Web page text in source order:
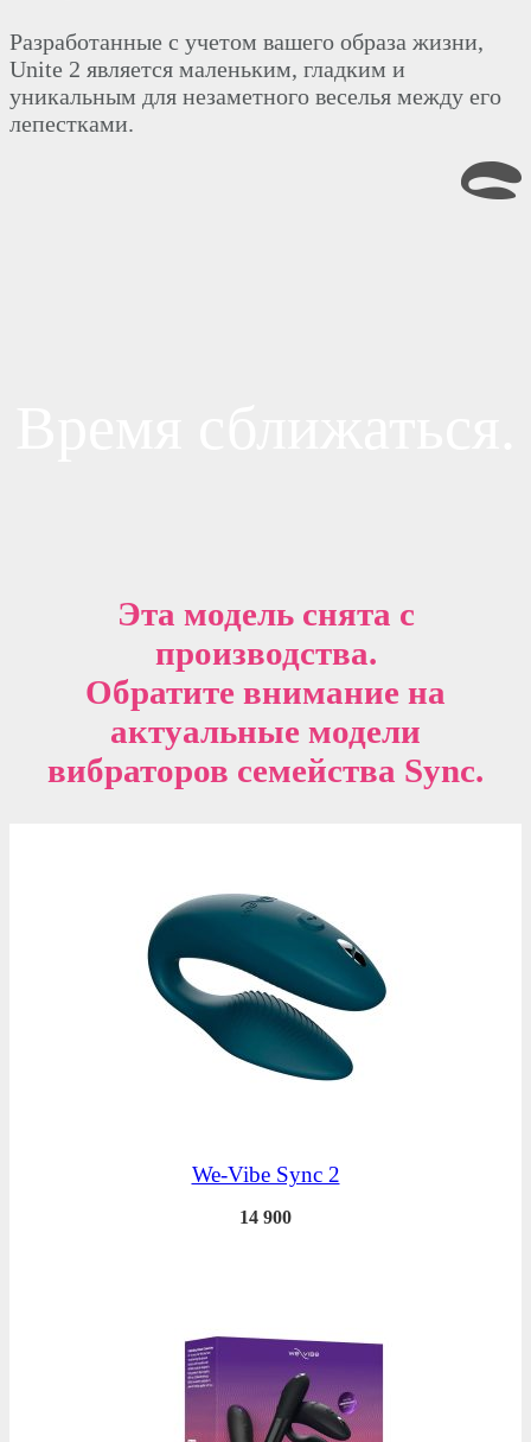
Разработанные с учетом вашего образа жизни,
Unite 2 является маленьким, гладким и
уникальным для незаметного веселья между его
лепестками.
Эта модель снята с
производства.
Обратите внимание на
актуальные модели
вибраторов семейства Sync.
We-Vibe Sync 2
14 900